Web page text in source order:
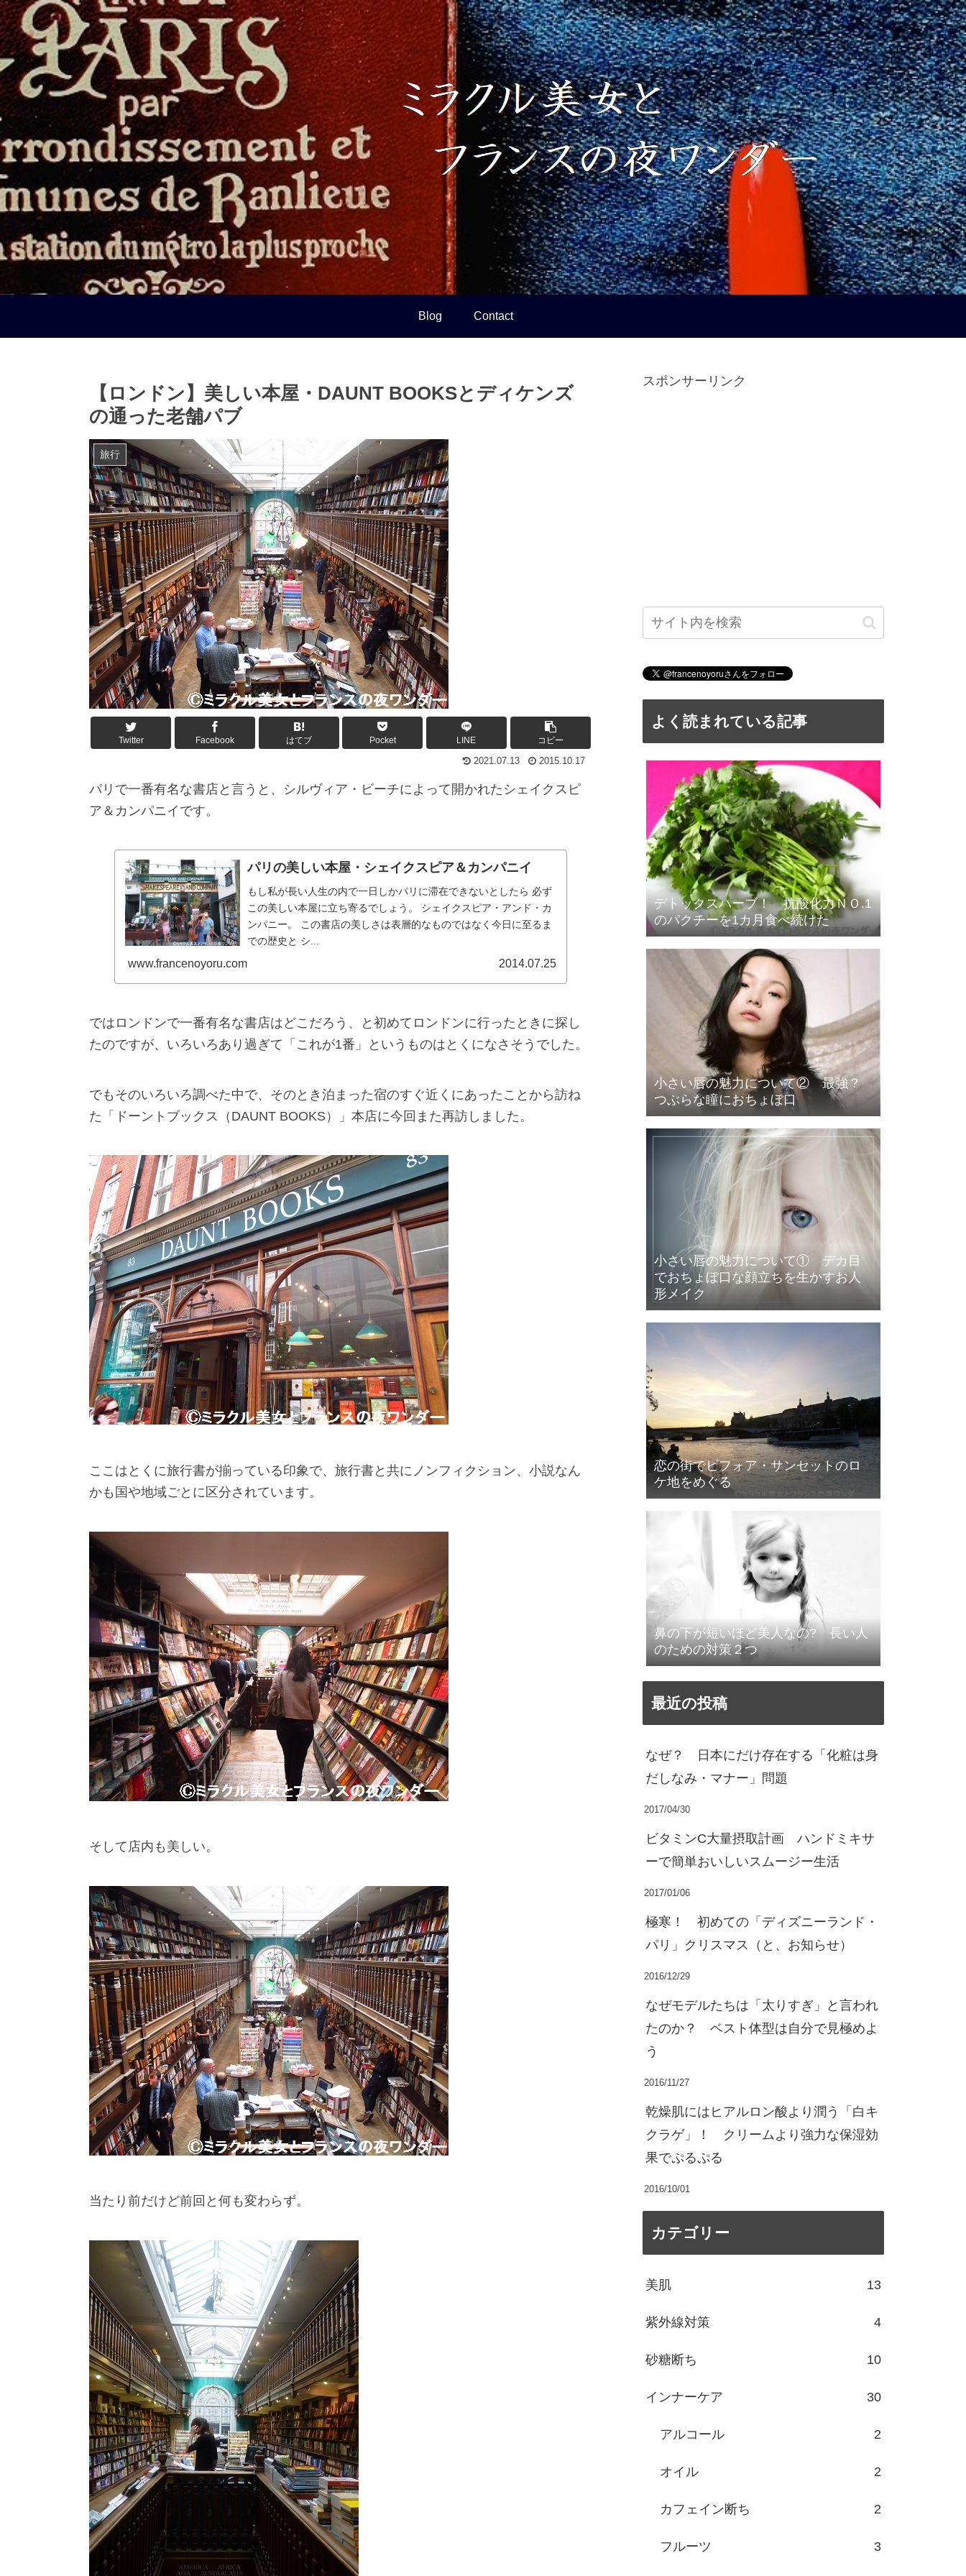
Blog Contact
【ロンドン】美しい本屋・DAUNT BOOKSとディケンズ
の通った老舗パブ
旅行
Twitter Facebook はてブ Pocket LINE コピー
2021.07.13 2015.10.17
パリで一番有名な書店と言うと、シルヴィア・ビーチによって開かれたシェイクスピ
ア＆カンパニイです。
パリの美しい本屋・シェイクスピア＆カンパニイ
もし私が長い人生の内で一日しかパリに滞在できないとしたら 必ず
この美しい本屋に立ち寄るでしょう。 シェイクスピア・アンド・カ
ンパニー。 この書店の美しさは表層的なものではなく今日に至るま
での歴史と シ...
www.francenoyoru.com 2014.07.25
ではロンドンで一番有名な書店はどこだろう、と初めてロンドンに行ったときに探し
たのですが、いろいろあり過ぎて「これが1番」というものはとくになさそうでした。
でもそのいろいろ調べた中で、そのとき泊まった宿のすぐ近くにあったことから訪ね
た「ドーントブックス（DAUNT BOOKS）」本店に今回また再訪しました。
ここはとくに旅行書が揃っている印象で、旅行書と共にノンフィクション、小説なん
かも国や地域ごとに区分されています。
そして店内も美しい。
当たり前だけど前回と何も変わらず。
スポンサーリンク
よく読まれている記事
デトックスハーブ！ 抗酸化力ＮＯ.1
のパクチーを1カ月食べ続けた
小さい唇の魅力について② 最強？
つぶらな瞳におちょぼ口
小さい唇の魅力について① デカ目
でおちょぼ口な顔立ちを生かすお人
形メイク
恋の街でビフォア・サンセットのロ
ケ地をめぐる
鼻の下が短いほど美人なの? 長い人
のための対策２つ
最近の投稿
なぜ？ 日本にだけ存在する「化粧は身
だしなみ・マナー」問題
2017/04/30
ビタミンC大量摂取計画 ハンドミキサ
ーで簡単おいしいスムージー生活
2017/01/06
極寒！ 初めての「ディズニーランド・
パリ」クリスマス（と、お知らせ）
2016/12/29
なぜモデルたちは「太りすぎ」と言われ
たのか？ ベスト体型は自分で見極めよ
う
2016/11/27
乾燥肌にはヒアルロン酸より潤う「白キ
クラゲ」！ クリームより強力な保湿効
果でぷるぷる
2016/10/01
カテゴリー
美肌 13
紫外線対策 4
砂糖断ち 10
インナーケア 30
アルコール 2
オイル 2
カフェイン断ち 2
フルーツ 3